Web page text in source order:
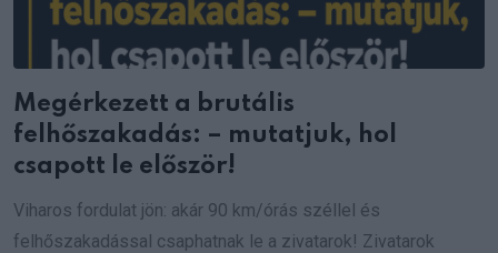
Megérkezett a brutális
felhőszakadás: – mutatjuk, hol
csapott le először!
Viharos fordulat jön: akár 90 km/órás széllel és
felhőszakadással csaphatnak le a zivatarok! Zivatarok